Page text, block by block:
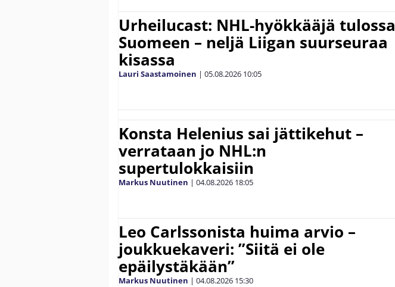
Urheilucast: NHL-hyökkääjä tulossa
Suomeen – neljä Liigan suurseuraa
kisassa
Lauri Saastamoinen | 05.08.2026 10:05
Konsta Helenius sai jättikehut –
verrataan jo NHL:n
supertulokkaisiin
Markus Nuutinen | 04.08.2026 18:05
Leo Carlssonista huima arvio –
joukkuekaveri: ”Siitä ei ole
epäilystäkään”
Markus Nuutinen | 04.08.2026 15:30